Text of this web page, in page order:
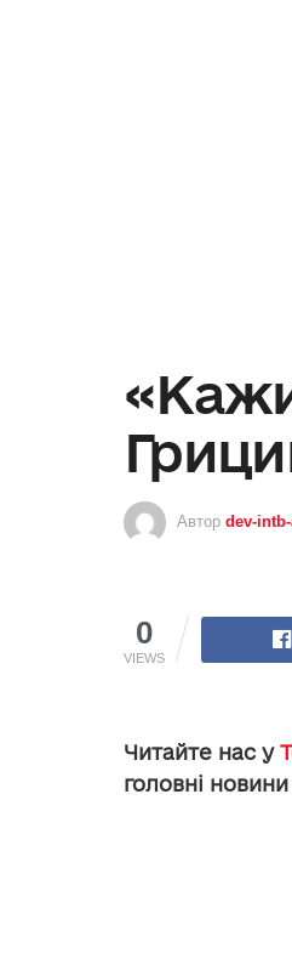
Автор dev-
0
VIEWS
Читайте нас у
головні